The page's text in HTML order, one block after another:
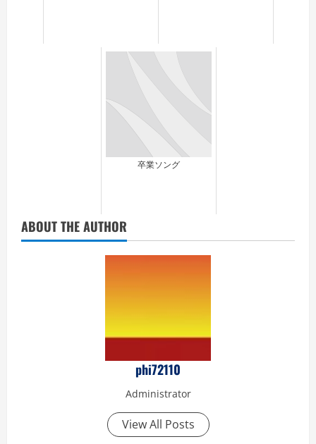
卒業ソング
ABOUT THE AUTHOR
phi72110
Administrator
View All Posts